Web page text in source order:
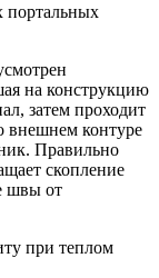
портальных
на конструкцию
затем проходит
внешнем контуре
Правильно
скопление
швы от
при теплом